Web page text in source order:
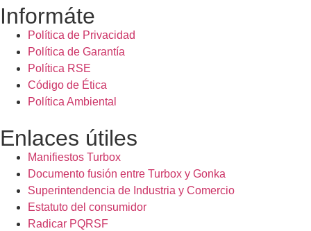
Informáte
Política de Privacidad
Política de Garantía
Política RSE
Código de Ética
Política Ambiental
Enlaces útiles
Manifiestos Turbox
Documento fusión entre Turbox y Gonka
Superintendencia de Industria y Comercio
Estatuto del consumidor
Radicar PQRSF